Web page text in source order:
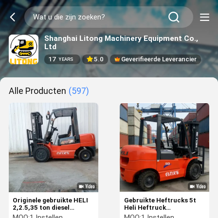
Shanghai Litong Machinery Equipment Co.,
Ltd
17 YEARS 5.0 Geverifieerde Leverancier
Alle Producten (597)
Originele gebruikte HELI
2,2.5,35 ton diesel
vorkheftruck met
Gebruikte Heftrucks 5t
Heli Heftruck
Leveranciers Beste Prijs